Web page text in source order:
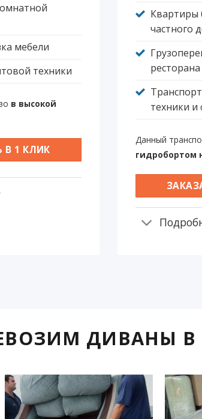
мебели
техники
в высокой
В 1 КЛИК
Квартиры
частного
ресторана
техники и
Данный
гидробортом
ДИВАНЫ В